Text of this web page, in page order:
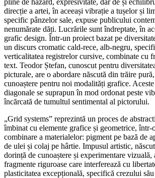
direcție a artei, în aceeași vibrație a tușelor și
specific pânzelor sale, expuse publicului
nenumărate dăți. Lucrările sunt îndreptate, în
grafic design. Într-un proiect bazat pe
un discurs cromatic cald-rece, alb-negru,
verticalitatea registrelor cursive, combinate cu
text. Teodor Ștefan, cunoscut pentru
picturale, are o abordare născută din trăire
cunoaștere pentru noi modalități grafice.
diagonale se suprapun în mod ordonat peste
încărcată de tumultul sentimental al pictorului.
„Grid systems” reprezintă un proces de
îmbinat cu elemente grafice și geometrice, într-
combinare a materialelor: pigment pe bază de
de ulei și colaj pe hârtie. Impusul artistic,
dorință de cunoaștere și experimentare vizuală,
fragmente riguroase care interferează cu
plasticitatea excepțională, specifică crezului